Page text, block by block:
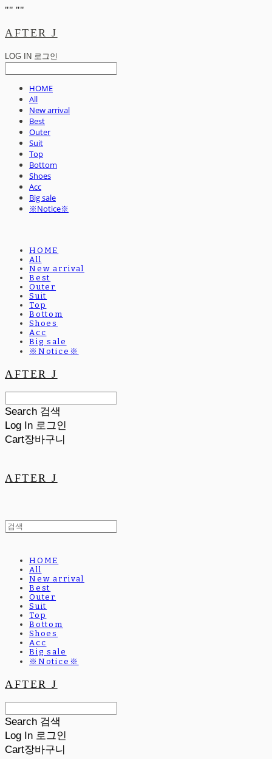
"" ""
AFTER J
LOG IN 로그인
HOME
All
New arrival
Best
Outer
Suit
Top
Bottom
Shoes
Acc
Big sale
※Notice※
HOME
All
New arrival
Best
Outer
Suit
Top
Bottom
Shoes
Acc
Big sale
※Notice※
AFTER J
Search 검색
Log In 로그인
Cart장바구니
AFTER J
HOME
All
New arrival
Best
Outer
Suit
Top
Bottom
Shoes
Acc
Big sale
※Notice※
AFTER J
Search 검색
Log In 로그인
Cart장바구니